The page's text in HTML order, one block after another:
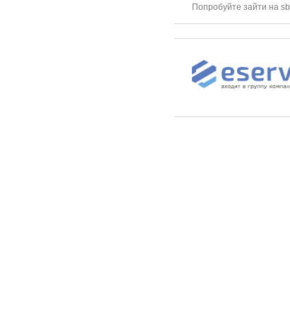
Попробуйте зайти на